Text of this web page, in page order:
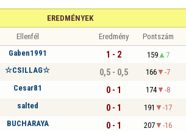
EREDMÉNYEK
Ellenfél Eredmény Pontszám
Gaben1991 1 - 2 159 7
☆CSILLAG☆ 0,5 - 0,5 166 -7
Cesar81 0 - 1 174 -8
salted 0 - 1 191 -17
BUCHARAYA 0 - 1 207 -16